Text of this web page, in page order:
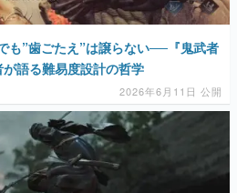
も”歯ごたえ”は譲らない──『鬼武者
語る難易度設計の哲学
2026年6月11日 公開